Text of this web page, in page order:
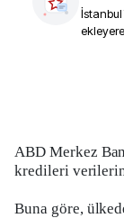
İstanbul
ABD Merkez
kredileri
Buna göre,